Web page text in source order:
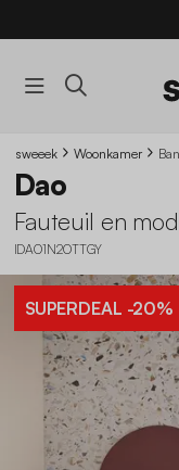
sweeek Woonkamer
Dao
Fauteuil en
IDAO1N2OTTGY
SUPERDEAL -20%